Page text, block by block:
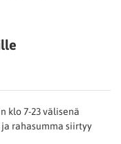
klo 7-23 välisenä
rahasumma siirtyy